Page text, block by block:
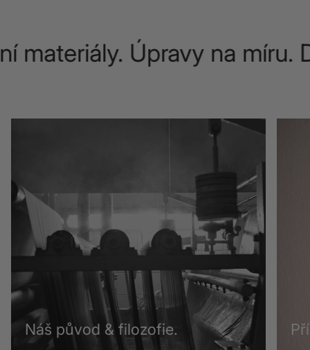
Úpravy na míru.
Náš původ & filozofie.